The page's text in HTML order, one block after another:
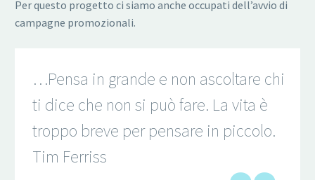
Per questo progetto ci siamo anche occupati dell’avvio di
campagne promozionali.
…Pensa in grande e non ascoltare chi
ti dice che non si può fare. La vita è
troppo breve per pensare in piccolo.
Tim Ferriss